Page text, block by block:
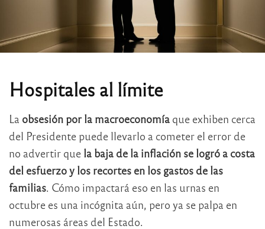
Hospitales al límite
La obsesión por la macroeconomía que exhiben cerca
del Presidente puede llevarlo a cometer el error de
no advertir que la baja de la inflación se logró a costa
del esfuerzo y los recortes en los gastos de las
familias. Cómo impactará eso en las urnas en
octubre es una incógnita aún, pero ya se palpa en
numerosas áreas del Estado.